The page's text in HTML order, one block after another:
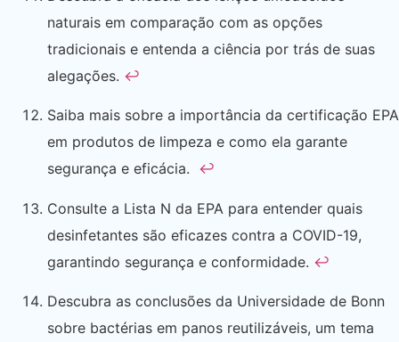
naturais em comparação com as opções
tradicionais e entenda a ciência por trás de suas
alegações. ↩
Saiba mais sobre a importância da certificação EPA
em produtos de limpeza e como ela garante
segurança e eficácia. ↩
Consulte a Lista N da EPA para entender quais
desinfetantes são eficazes contra a COVID-19,
garantindo segurança e conformidade. ↩
Descubra as conclusões da Universidade de Bonn
sobre bactérias em panos reutilizáveis, um tema